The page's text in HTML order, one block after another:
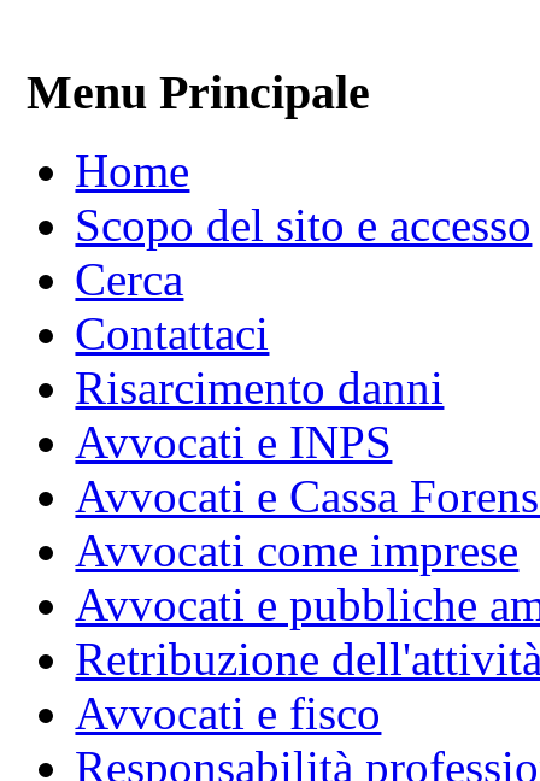
Menu Principale
Home
Scopo del sito e accesso
Cerca
Contattaci
Risarcimento danni
Avvocati e INPS
Avvocati e Cassa
Avvocati come imprese
Avvocati e pubbliche
Retribuzione
Avvocati e fisco
Responsabilità